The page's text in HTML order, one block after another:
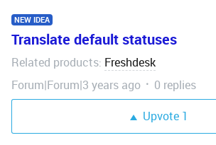
NEW IDEA
Translate default statuses
Related products: Freshdesk
Forum|Forum|3 years ago
0 replies
Upvote 1